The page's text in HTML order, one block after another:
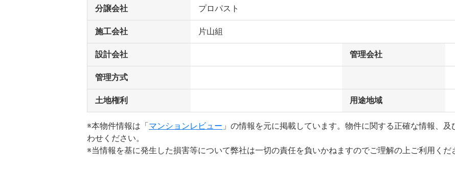
分譲会社 プロパスト
施工会社 片山組
設計会社 管理会社
管理方式
土地権利 用途地域
※本物件情報は「 マンションレビュー 」の情報を元に掲載しています。物件に関する正確な情報、
わせください。
※当情報を基に発生した損害等について弊社は一切の責任を負いかねますのでご理解の上ご利用くだ